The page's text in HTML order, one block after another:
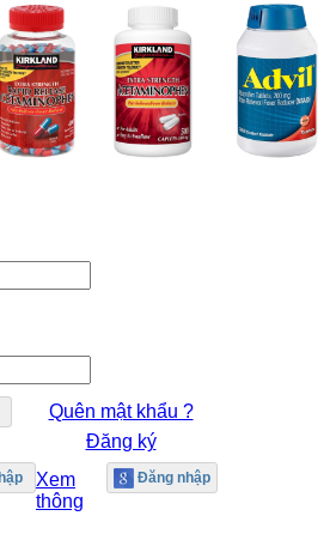
Quên mật khẩu ?
Đăng ký
Xem
thông